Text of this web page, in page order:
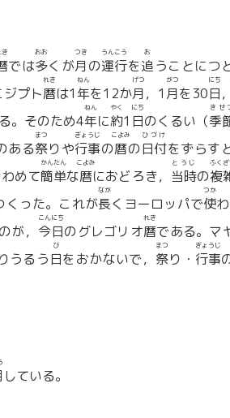
では多
おお
くが月
つき
の運行
うんこう
を追
お
うことにつ
プト暦
れき
は1 年
ねん
を12か月
げつ
，1 月
がつ
を30日
にち
，
。そのため4年
ねん
に約
やく
1 日
にち
のくるい（季
きせ
ある祭
まつ
りや行事
ぎょうじ
の暦
こよみ
の日付
ひづけ
をずらす
めて簡単
かんたん
な暦
こよみ
におどろき， 当時
とうじ
の複
ふくざ
くった。これが長
なが
くヨーロッパで使
つか
が， 今日
こんにち
のグレゴリオ暦
れき
である。マ
うるう日
び
をおかないで， 祭
まつ
り・ 行事
ぎょうじ
している。